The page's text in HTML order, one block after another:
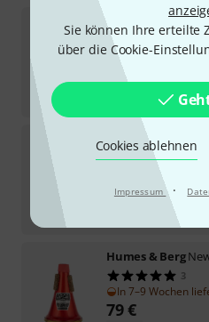
Sie können Ihre erteilte
über die Cookie-
Cookies ablehnen
Impressum ·
Humes & Berg
In 7–9 Wochen
119
UVP:155 €
Humes & Berg
4
In 3–4 Wochen
69€
87,60
Humes & Berg
3
In 7–9 Wochen
79€